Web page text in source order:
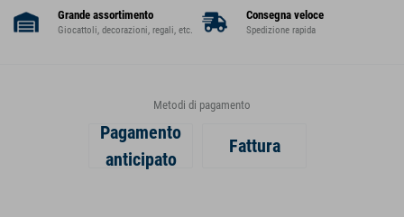
Grande assortimento
Giocattoli, decorazioni, regali, etc.
Consegna veloce
Spedizione rapida
Metodi di pagamento
Pagamento
anticipato
Fattura